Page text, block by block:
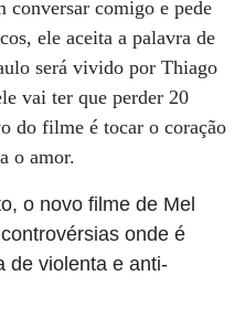
conversar comigo e pede
ele aceita a palavra de
será vivido por Thiago
vai ter que perder 20
do filme é tocar o coração
o amor.
o novo filme de Mel
onde é
de violenta e anti-